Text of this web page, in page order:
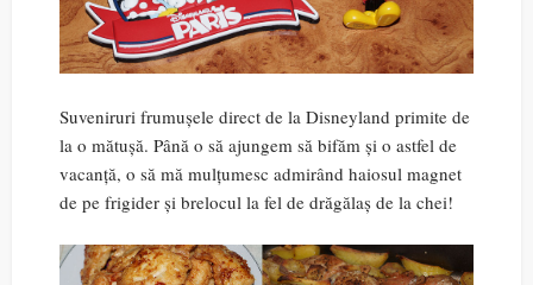
Suveniruri frumușele direct de la Disneyland primite de
la o mătușă. Până o să ajungem să bifăm și o astfel de
vacanță, o să mă mulțumesc admirând haiosul magnet
de pe frigider și brelocul la fel de drăgălaș de la chei!